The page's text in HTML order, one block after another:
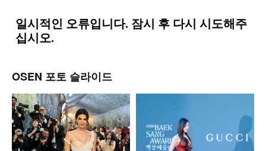
OSEN 포토 슬라이드